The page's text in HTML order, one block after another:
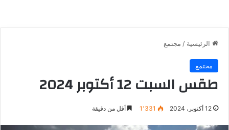
الرئيسية / مجتمع
مجتمع
طقس السبت 12 أكتوبر 2024
12 أكتوبر، 2024 1٬331 أقل من دقيقة